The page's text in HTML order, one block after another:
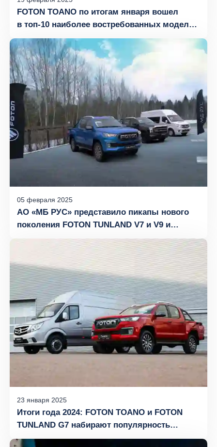
FOTON TOANO по итогам января вошел
в топ-10 наиболее востребованных моделей
российского рынка легкой коммерческой
техники
05 февраля 2025
АО «МБ РУС» представило пикапы нового
поколения FOTON TUNLAND V7 и V9 и
восьмиместный микроавтобус FOTON
TOANO на форуме Fleet World 2025
23 января 2025
Итоги года 2024: FOTON TOANO и FOTON
TUNLAND G7 набирают популярность
в России